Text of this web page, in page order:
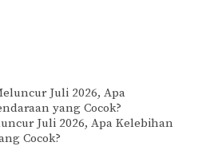
Juli 2026, Apa Kelebihan
Cocok?